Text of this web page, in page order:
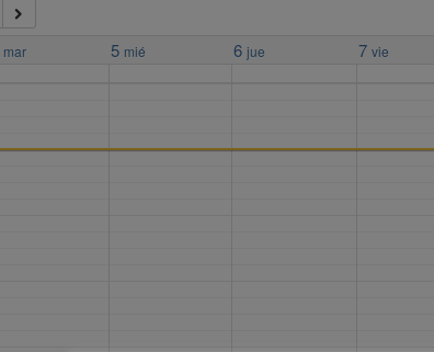
mar 5 mié 6 jue 7 vie